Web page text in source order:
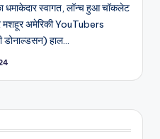
धमाकेदार स्वागत, लॉन्च हुआ चॉकलेट
अमेरिकी YouTubers
हाल…